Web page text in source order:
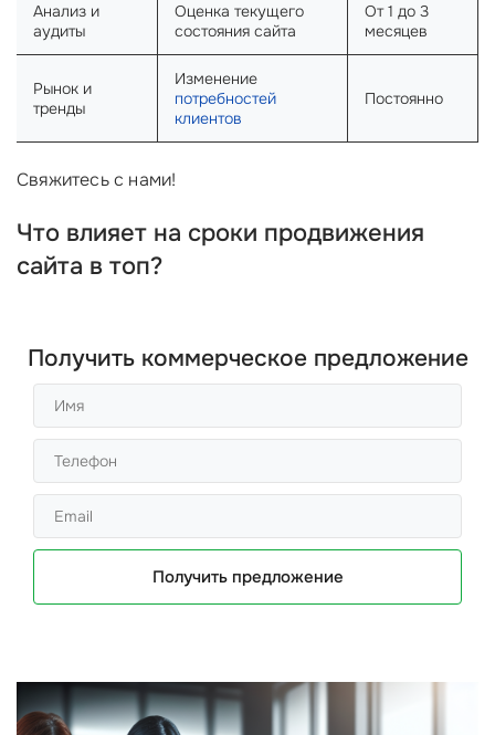
Анализ и
аудиты
Оценка текущего
состояния сайта
От 1 до 3
месяцев
Рынок и
тренды
Изменение
потребностей
клиентов
Постоянно
Свяжитесь с нами!
Что влияет на сроки продвижения
сайта в топ?
Получить коммерческое предложение
Получить предложение